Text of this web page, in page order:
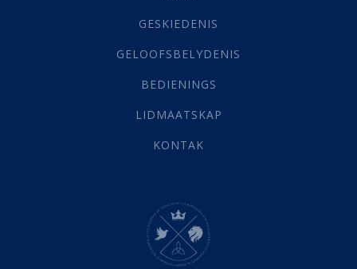
Grys Areas(4)
Lewensdoel(3)
Selfondersoek(1)
Werk(22)
(142)
Hemel (31)
Israel (14)
Millennium(1)
GESKIEDENIS
GELOOFSBELYDENIS
BEDIENINGS
LIDMAATSKAP
KONTAK